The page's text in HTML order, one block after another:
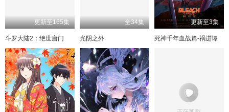
更新至165集
斗罗大陆2：绝世唐门
全34集
光阴之外
更新至3集
死神千年血战篇-祸进谭